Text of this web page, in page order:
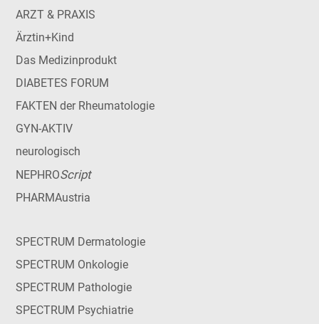
ARZT & PRAXIS
Ärztin+Kind
Das Medizinprodukt
DIABETES FORUM
FAKTEN der Rheumatologie
GYN-AKTIV
neurologisch
NEPHROScript
PHARMAustria
SPECTRUM Dermatologie
SPECTRUM Onkologie
SPECTRUM Pathologie
SPECTRUM Psychiatrie